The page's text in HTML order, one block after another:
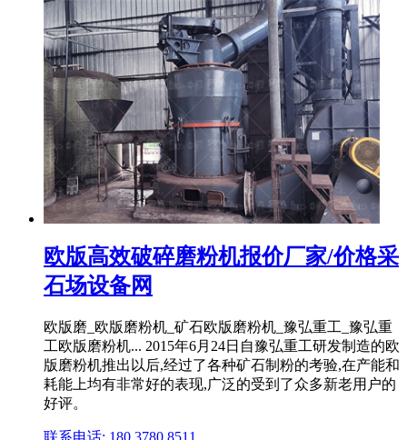
欧版高效破碎磨粉机报价厂家/价格采
石场设备网
欧版磨_欧版磨粉机_矿石欧版磨粉机_豫弘重工_豫弘重
工欧版磨粉机... 2015年6月24日自豫弘重工研发制造的欧
版磨粉机推出以后,经过了各种矿石制粉的考验,在产能和
耗能上均有非常好的表现,广泛的受到了众多新老用户的
好评。
联系电话: 180 3780 8511